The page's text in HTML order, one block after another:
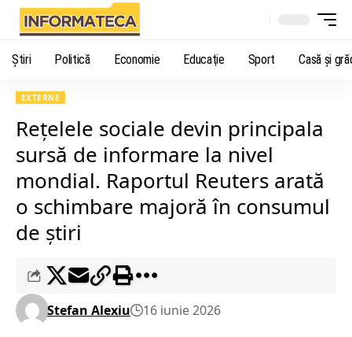
Știri Politică Economie Educaţie Sport Casă şi
EXTERNE
Rețelele sociale devin principala
sursă de informare la nivel
mondial. Raportul Reuters arată
o schimbare majoră în consumul
de știri
Stefan Alexiu 16 iunie 2026